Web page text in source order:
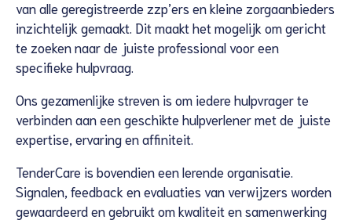
van alle geregistreerde zzp’ers en kleine zorgaanbieders
inzichtelijk gemaakt. Dit maakt het mogelijk om gericht
te zoeken naar de juiste professional voor een
specifieke hulpvraag.
Ons gezamenlijke streven is om iedere hulpvrager te
verbinden aan een geschikte hulpverlener met de juiste
expertise, ervaring en affiniteit.
TenderCare is bovendien een lerende organisatie.
Signalen, feedback en evaluaties van verwijzers worden
gewaardeerd en gebruikt om kwaliteit en samenwerking